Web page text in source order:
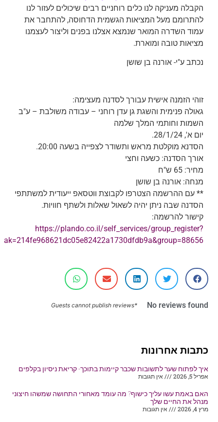
כתבות אחרונות
איך לפתוח שער לתשובות שכבר קיימות בתוכך- קריאת ניסיון בקלפים
אפריל 5, 2026
אין תגובות
האם באמת עשו עליך כישוף? מה עומד מאחורי התחושה שמשהו חיצוני
מנהל את החיים שלך
מרץ 4, 2026
אין תגובות
הקבלה מעניקה לנו כלים רוחניים רבים שיכולים לעזור לנו
להתרומם מעל המציאות הגשמית הדחוסה, להתחבר את
עמוד השדרה המואר שנמצא אצלנו בפנים וליצור לעצמנו
מציאות טובה ומוארת.
נכתב ע"י- אורנה בן שושן
זוהי הזמנה אישית עבורך לסדנה מעצימה:
גאולה פנימית והשגת גן עדן רוחני – עבודה משולבת – ע"ב
השמות וחותמי המלך שלמה
יום א', 28/1/24.
הסדנא מוקלטת מראש ותשודר לצפייה בשעה 20:00.
אורך הסדנה: כשעה וחצי
מחיר: 65 ש"ח
מנחה: אורנה בן שושן
** עם ההרשמה הצטרפו לקבוצת ווטסאפ ייעודית למשתתפי
הסדנה שבה ניתן יהיה לשאול שאלות ולשתף חוויות.
קישור להרשמה:
https://plando.co.il/self_services/group_register?
ak=214fe968621dc05e82422a1730dfdb9a&group=88656
No reviews found
*Guests cannot publish reviews